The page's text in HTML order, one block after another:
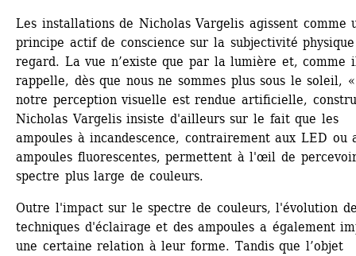
Les installations de Nicholas Vargelis agissent comme
principe actif de conscience sur la subjectivité
regard. La vue n’existe que par la lumière et, comme
rappelle, dès que nous ne sommes plus sous le soleil, «
notre perception visuelle est rendue artificielle,
Nicholas Vargelis insiste d'ailleurs sur le fait que les
ampoules à incandescence, contrairement aux LED ou
ampoules fluorescentes, permettent à l'œil de
spectre plus large de couleurs.
Outre l'impact sur le spectre de couleurs, l'évolution
techniques d'éclairage et des ampoules a également
une certaine relation à leur forme. Tandis que l’objet